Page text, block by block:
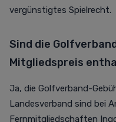
vergünstigtes Spielrecht.
Sind die
Mitgliedspreis
Ja, die Golfverband-
Landesverband sind bei
Fernmitgliedschaften